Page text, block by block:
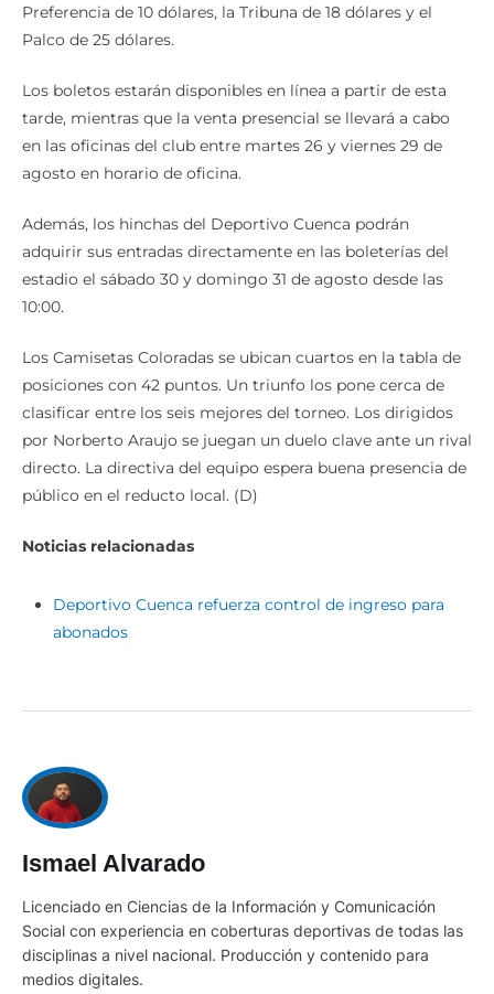
Preferencia de 10 dólares, la Tribuna de 18 dólares y el
Palco de 25 dólares.
Los boletos estarán disponibles en línea a partir de esta
tarde, mientras que la venta presencial se llevará a cabo
en las oficinas del club entre martes 26 y viernes 29 de
agosto en horario de oficina.
Además, los hinchas del Deportivo Cuenca podrán
adquirir sus entradas directamente en las boleterías del
estadio el sábado 30 y domingo 31 de agosto desde las
10:00.
Los Camisetas Coloradas se ubican cuartos en la tabla de
posiciones con 42 puntos. Un triunfo los pone cerca de
clasificar entre los seis mejores del torneo. Los dirigidos
por Norberto Araujo se juegan un duelo clave ante un rival
directo. La directiva del equipo espera buena presencia de
público en el reducto local. (D)
Noticias relacionadas
Deportivo Cuenca refuerza control de ingreso para
abonados
Ismael Alvarado
Licenciado en Ciencias de la Información y Comunicación
Social con experiencia en coberturas deportivas de todas las
disciplinas a nivel nacional. Producción y contenido para
medios digitales.